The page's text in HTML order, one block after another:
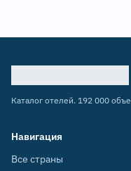
Каталог отелей. 192 000
Навигация
Все страны